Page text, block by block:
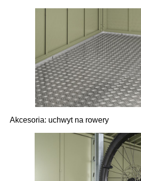
Akcesoria: uchwyt na rowery